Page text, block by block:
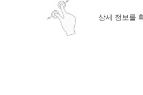
상세 정보를